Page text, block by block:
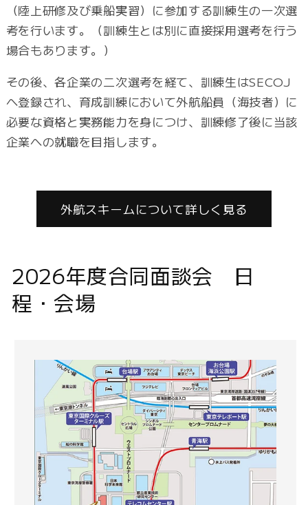
（陸上研修及び乗船実習）に参加する訓練生の一次選
考を行います。（訓練生とは別に直接採用選考を行う
場合もあります。）
その後、各企業の二次選考を経て、訓練生はSECOJ
へ登録され、育成訓練において外航船員（海技者）に
必要な資格と実務能力を身につけ、訓練修了後に当該
企業への就職を目指します。
外航スキームについて詳しく見る
2026年度合同面談会 日
程・会場